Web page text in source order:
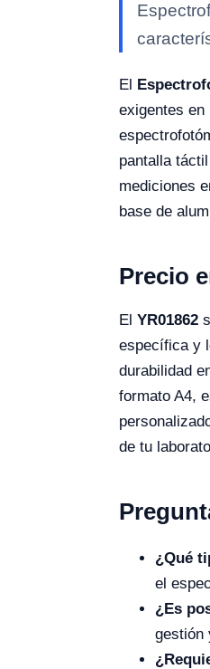
El
exigentes en
pantalla
mediciones
base de
Precio
El YR01862
específica y
durabilidad
formato A4,
de tu
¿Qué
el
¿Es
gestión